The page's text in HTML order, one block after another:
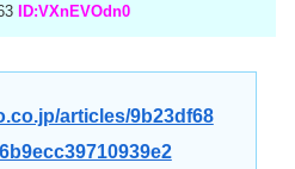
ID:VXnEVOdn0
articles/9b23df68